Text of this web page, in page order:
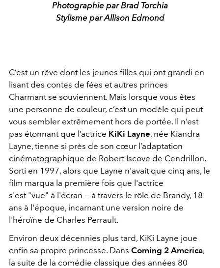
Photographie par Brad Torchia
Stylisme par Allison Edmond
C’est un rêve dont les jeunes filles qui ont grandi en
lisant des contes de fées et autres princes
Charmant se souviennent. Mais lorsque vous êtes
une personne de couleur, c’est un modèle qui peut
vous sembler extrêmement hors de portée. Il n’est
pas étonnant que l’actrice KiKi Layne, née Kiandra
Layne, tienne si près de son cœur l’adaptation
cinématographique de Robert Iscove de Cendrillon.
Sorti en 1997, alors que Layne n'avait que cinq ans, le
film marqua la première fois que l'actrice
s'est "vue" à l'écran — à travers le rôle de Brandy, 18
ans à l'époque, incarnant une version noire de
l'héroïne de Charles Perrault.
Environ deux décennies plus tard, KiKi Layne joue
enfin sa propre princesse. Dans Coming 2 America,
la suite de la comédie classique des années 80